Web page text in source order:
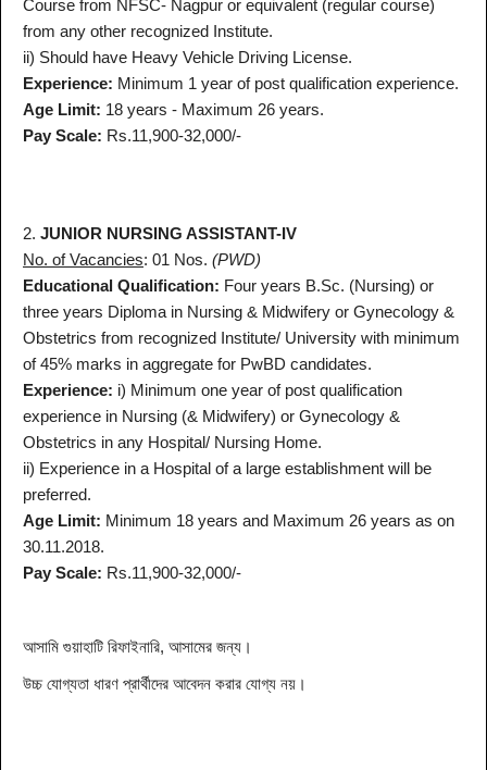
Course from NFSC- Nagpur or equivalent (regular course)
from any other recognized Institute.
ii) Should have Heavy Vehicle Driving License.
Experience: Minimum 1 year of post qualification experience.
Age Limit: 18 years - Maximum 26 years.
Pay Scale: Rs.11,900-32,000/-
2. JUNIOR NURSING ASSISTANT-IV
No. of Vacancies: 01 Nos. (PWD)
Educational Qualification: Four years B.Sc. (Nursing) or
three years Diploma in Nursing & Midwifery or Gynecology &
Obstetrics from recognized Institute/ University with minimum
of 45% marks in aggregate for PwBD candidates.
Experience: i) Minimum one year of post qualification
experience in Nursing (& Midwifery) or Gynecology &
Obstetrics in any Hospital/ Nursing Home.
ii) Experience in a Hospital of a large establishment will be
preferred.
Age Limit: Minimum 18 years and Maximum 26 years as on
30.11.2018.
Pay Scale: Rs.11,900-32,000/-
আসামি গুয়াহাটি রিফাইনারি, আসামের জন্য।
উচ্চ যোগ্যতা ধারণ প্রার্থীদের আবেদন করার যোগ্য নয়।